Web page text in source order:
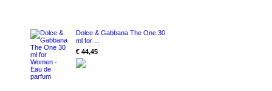
Dolce & Gabbana The One 30
ml for ...
€ 44,45